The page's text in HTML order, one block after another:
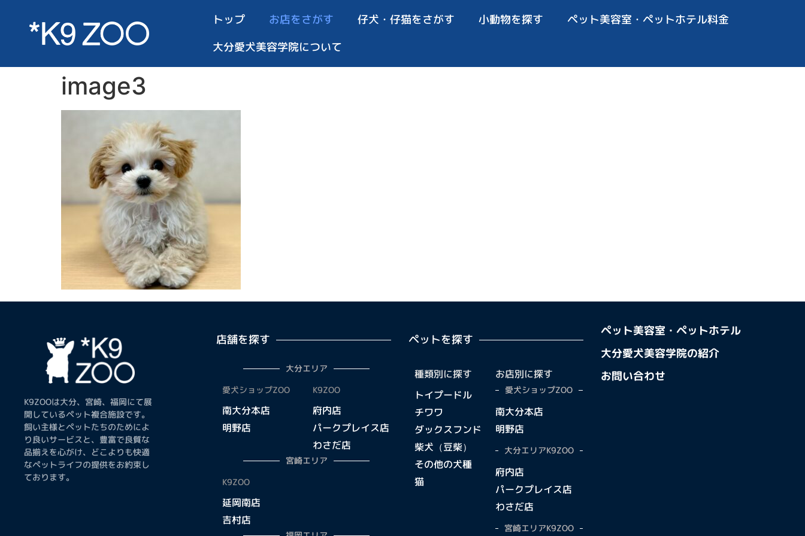
トップ お店をさがす 仔犬・仔猫をさがす 小動物を探す
ペット美容室・ペットホテル料金
大分愛犬美容学院について
image3
K9ZOOは大分、宮崎、福岡にて展
開しているペット複合施設です。
飼い主様とペットたちのためによ
り良いサービスと、豊富で良質な
品揃えを心がけ、どこよりも快適
なペットライフの提供をお約束し
ております。
店舗を探す
大分エリア
愛犬ショップZOO
南大分本店
明野店
K9ZOO
府内店
パークプレイス店
わさだ店
宮崎エリア
K9ZOO
延岡南店
吉村店
ペットを探す
種類別に探す
トイプードル
チワワ
ダックスフンド
柴犬（豆柴）
その他の犬種
猫
お店別に探す
愛犬ショップZOO
南大分本店
明野店
大分エリアK9ZOO
府内店
パークプレイス店
わさだ店
宮崎エリアK9ZOO
ペット美容室・ペットホテル
大分愛犬美容学院の紹介
お問い合わせ